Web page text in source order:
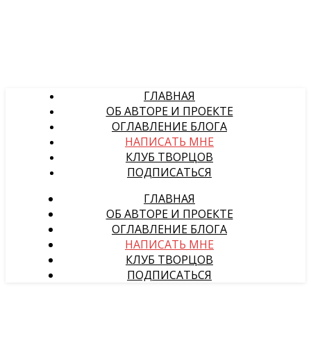
ГЛАВНАЯ
ОБ АВТОРЕ И ПРОЕКТЕ
ОГЛАВЛЕНИЕ БЛОГА
НАПИСАТЬ МНЕ
КЛУБ ТВОРЦОВ
ПОДПИСАТЬСЯ
ГЛАВНАЯ
ОБ АВТОРЕ И ПРОЕКТЕ
ОГЛАВЛЕНИЕ БЛОГА
НАПИСАТЬ МНЕ
КЛУБ ТВОРЦОВ
ПОДПИСАТЬСЯ